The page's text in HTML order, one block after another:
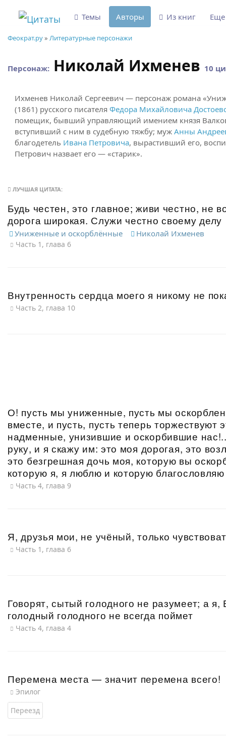
Феократ.ру» Литературные персонажи
Персонаж: Николай Ихменев 10
Ихменев Николай Сергеевич — персонаж романа
(1861) русского писателя Федора Михайловича
помещик, бывший управляющий имением князя
вступивший с ним в судебную тяжбу; муж Анны
благодетель Ивана Петровича, вырастивший его,
Петрович назвает его — «старик».
ЛУЧШАЯ ЦИТАТА:
Будь честен, это главное; живи честно, не
дорога широкая. Служи честно своему делу
Униженные и оскорблённые Николай Ихменев
Часть 1, глава 6
Внутренность сердца моего я никому не
Часть 2, глава 10
О! пусть мы униженные, пусть мы
вместе, и пусть, пусть теперь торжествуют
надменные, унизившие и оскорбившие
руку, и я скажу им: это моя дорогая, это
это безгрешная дочь моя, которую вы
которую я, я люблю и которую благословляю
Часть 4, глава 9
Я, друзья мои, не учёный, только
Часть 1, глава 6
Говорят, сытый голодного не разумеет; а
голодный голодного не всегда поймет
Часть 4, глава 4
Перемена места — значит перемена всего!
Эпилог
Переезд
Темы Авторы Из книг